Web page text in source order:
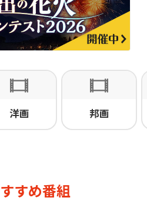
洋画 邦画
すめ番組